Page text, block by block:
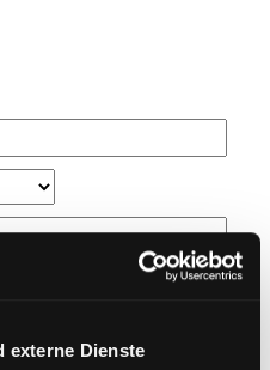
externe Dienste